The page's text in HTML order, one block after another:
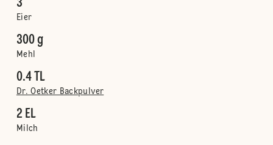
3
Eier
300 g
Mehl
0.4 TL
Dr. Oetker Backpulver
2 EL
Milch